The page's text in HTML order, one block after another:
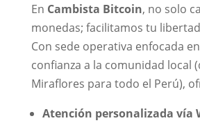
En Cambista Bitcoin, no solo
monedas; facilitamos tu
Con sede operativa enfocada
confianza a la comunidad local
Miraflores para todo el Perú),
Atención personalizada vía